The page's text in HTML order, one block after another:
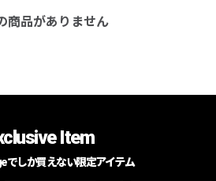
商品がありません
Item
でしか買えない限定アイテム